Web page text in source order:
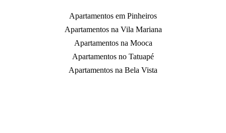
Apartamentos em Pinheiros
Apartamentos na Vila Mariana
Apartamentos na Mooca
Apartamentos no Tatuapé
Apartamentos na Bela Vista